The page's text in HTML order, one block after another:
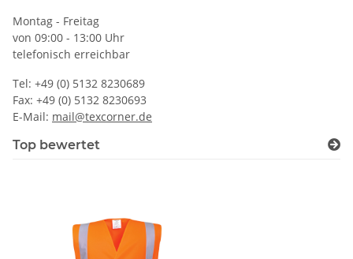
Montag - Freitag
von 09:00 - 13:00 Uhr
telefonisch erreichbar
Tel: +49 (0) 5132 8230689
Fax: +49 (0) 5132 8230693
E-Mail: mail@texcorner.de
Top bewertet